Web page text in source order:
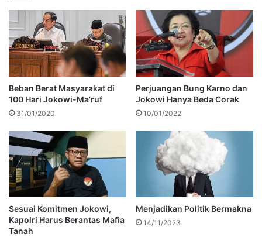
Beban Berat Masyarakat di
100 Hari Jokowi-Ma’ruf
31/01/2020
Perjuangan Bung Karno dan
Jokowi Hanya Beda Corak
10/01/2022
Sesuai Komitmen Jokowi,
Kapolri Harus Berantas Mafia
Tanah
Menjadikan Politik Bermakna
14/11/2023